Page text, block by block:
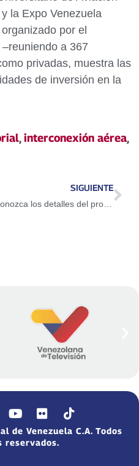
la Expo Venezuela
por el
a 367
privadas, muestra las
de inversión en la
,interconexión aérea,
SIGUIENTE
Conozca los detalles del proceso de intervención a Aguas de Mérida
de Venezuela C.A. Todos
reservados.